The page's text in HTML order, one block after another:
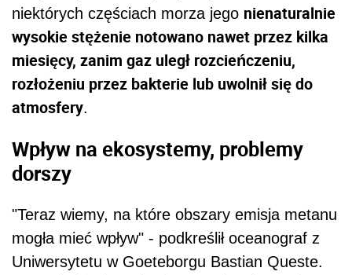
niektórych częściach morza jego nienaturalnie
wysokie stężenie notowano nawet przez kilka
miesięcy, zanim gaz uległ rozcieńczeniu,
rozłożeniu przez bakterie lub uwolnił się do
atmosfery.
Wpływ na ekosystemy, problemy
dorszy
"Teraz wiemy, na które obszary emisja metanu
mogła mieć wpływ" - podkreślił oceanograf z
Uniwersytetu w Goeteborgu Bastian Queste.